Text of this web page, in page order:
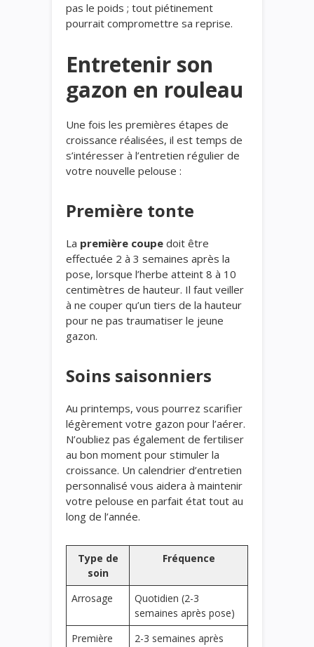
pas le poids ; tout piétinement
pourrait compromettre sa reprise.
Entretenir son
gazon en rouleau
Une fois les premières étapes de
croissance réalisées, il est temps de
s’intéresser à l’entretien régulier de
votre nouvelle pelouse :
Première tonte
La première coupe doit être
effectuée 2 à 3 semaines après la
pose, lorsque l’herbe atteint 8 à 10
centimètres de hauteur. Il faut veiller
à ne couper qu’un tiers de la hauteur
pour ne pas traumatiser le jeune
gazon.
Soins saisonniers
Au printemps, vous pourrez scarifier
légèrement votre gazon pour l’aérer.
N’oubliez pas également de fertiliser
au bon moment pour stimuler la
croissance. Un calendrier d’entretien
personnalisé vous aidera à maintenir
votre pelouse en parfait état tout au
long de l’année.
Type de
soin
Fréquence
Arrosage
Quotidien (2-3
semaines après pose)
Première
2-3 semaines après